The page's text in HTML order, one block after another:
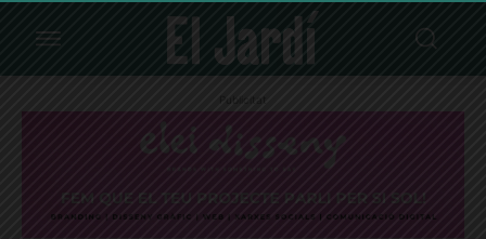
Publicitat